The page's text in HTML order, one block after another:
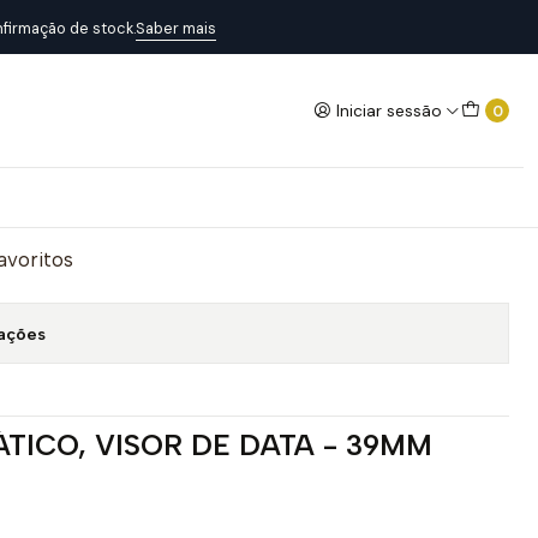
Iniciar sessão 0
de stock.Saber mais
VISOR DE DATA - 39MM